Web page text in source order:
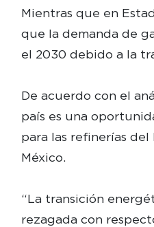
Mientras que en
que la demanda de
el 2030 debido a la
De acuerdo con el
país es una
para las refinerías
México.
“La transición
rezagada con